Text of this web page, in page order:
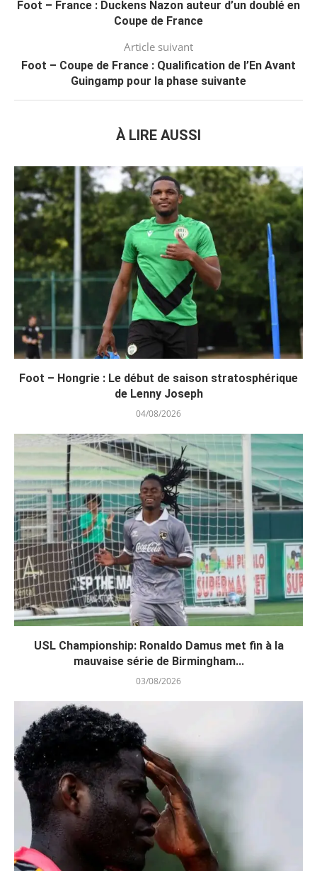
Foot – France : Duckens Nazon auteur d’un doublé en
Coupe de France
Article suivant
Foot – Coupe de France : Qualification de l’En Avant
Guingamp pour la phase suivante
À LIRE AUSSI
Foot – Hongrie : Le début de saison stratosphérique
de Lenny Joseph
04/08/2026
USL Championship: Ronaldo Damus met fin à la
mauvaise série de Birmingham...
03/08/2026